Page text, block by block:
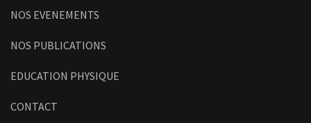
NOS EVENEMENTS
NOS PUBLICATIONS
EDUCATION PHYSIQUE
CONTACT